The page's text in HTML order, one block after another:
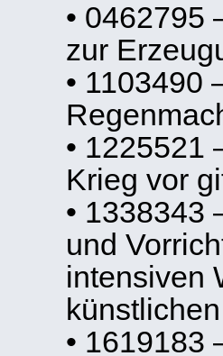
• 0462795
zur
• 1103490
• 1225521
Krieg vor
• 1338343
und
intensiven
• 1619183